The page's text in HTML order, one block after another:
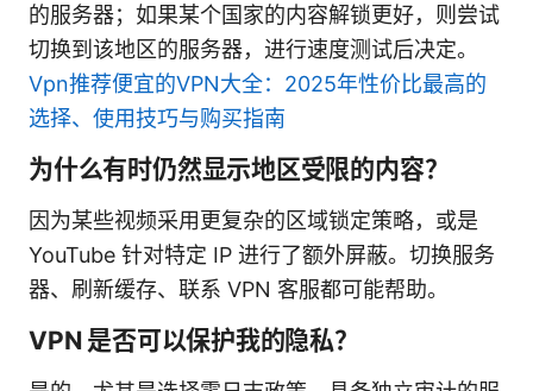
的服务器；如果某个国家的内容解锁更好，则尝试
切换到该地区的服务器，进行速度测试后决定。
Vpn推荐便宜的VPN大全：2025年性价比最高的
选择、使用技巧与购买指南
为什么有时仍然显示地区受限的内容？
因为某些视频采用更复杂的区域锁定策略，或是
YouTube 针对特定 IP 进行了额外屏蔽。切换服务
器、刷新缓存、联系 VPN 客服都可能帮助。
VPN 是否可以保护我的隐私？